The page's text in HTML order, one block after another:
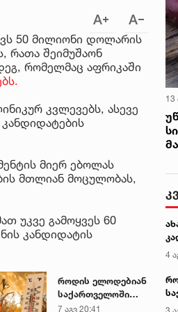
50 მილიონი დოლარის
რათა შეიმუშაონ
რომელმაც აფრიკაში
კვლევებს, ასევე
მიერ ებოლას
მთლიან მოცულობას,
უკვე გამოყვეს 60
კანდიდატის
როდის ელოდებიან
საქართველოში
+40-გრადუსიან
7 აგვ 20:41
13
4